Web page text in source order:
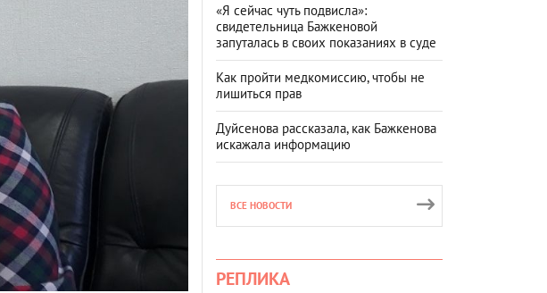
«Я сейчас чуть подвисла»:
свидетельница Бажкеновой
запуталась в своих показаниях в суде
Как пройти медкомиссию, чтобы не
лишиться прав
Дуйсенова рассказала, как Бажкенова
искажала информацию
ВСЕ НОВОСТИ
РЕПЛИКА